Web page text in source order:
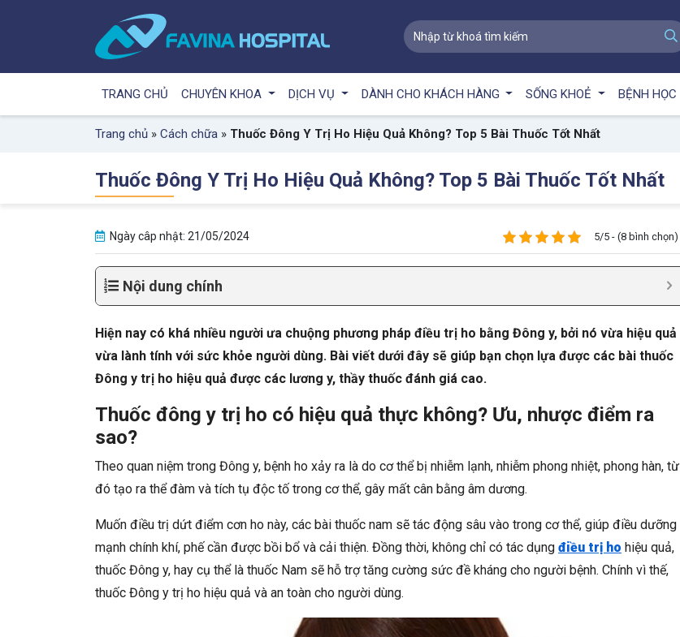
TRANG CHỦ CHUYÊN KHOA DỊCH VỤ DÀNH CHO KHÁCH HÀNG SỐNG KHOẺ BỆNH HỌC
Trang chủ » Cách chữa » Thuốc Đông Y Trị Ho Hiệu Quả Không? Top 5 Bài Thuốc Tốt Nhất
Thuốc Đông Y Trị Ho Hiệu Quả Không? Top 5 Bài Thuốc Tốt Nhất
Ngày câp nhật: 21/05/2024 5/5 - (8 bình chọn)
Nội dung chính
Hiện nay có khá nhiều người ưa chuộng phương pháp điều trị ho bằng Đông y, bởi nó vừa hiệu quả
vừa lành tính với sức khỏe người dùng. Bài viết dưới đây sẽ giúp bạn chọn lựa được các bài thuốc
Đông y trị ho hiệu quả được các lương y, thầy thuốc đánh giá cao.
Thuốc đông y trị ho có hiệu quả thực không? Ưu, nhược điểm ra
sao?
Theo quan niệm trong Đông y, bệnh ho xảy ra là do cơ thể bị nhiễm lạnh, nhiễm phong nhiệt, phong hàn, từ
đó tạo ra thể đàm và tích tụ độc tố trong cơ thể, gây mất cân bằng âm dương.
Muốn điều trị dứt điểm cơn ho này, các bài thuốc nam sẽ tác động sâu vào trong cơ thể, giúp điều dưỡng
mạnh chính khí, phế cần được bồi bổ và cải thiện. Đồng thời, không chỉ có tác dụng điều trị ho hiệu quả,
thuốc Đông y, hay cụ thể là thuốc Nam sẽ hỗ trợ tăng cường sức đề kháng cho người bệnh. Chính vì thế,
thuốc Đông y trị ho hiệu quả và an toàn cho người dùng.